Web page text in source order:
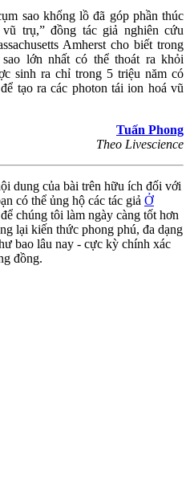
sao khổng lồ đã góp phần thúc
trụ,” đồng tác giả nghiên cứu
Amherst cho biết trong
lớn nhất có thể thoát ra khỏi
sinh ra chỉ trong 5 triệu năm có
tạo ra các photon tái ion hoá vũ
Tuấn Phong
Theo Livescience
dung của bài trên hữu ích đối với
có thể ủng hộ các tác giả Ở
để chúng tôi làm ngày càng tốt hơn
lại kiến thức phong phú, đa dạng
bao lâu nay - cực kỳ chính xác
đồng.